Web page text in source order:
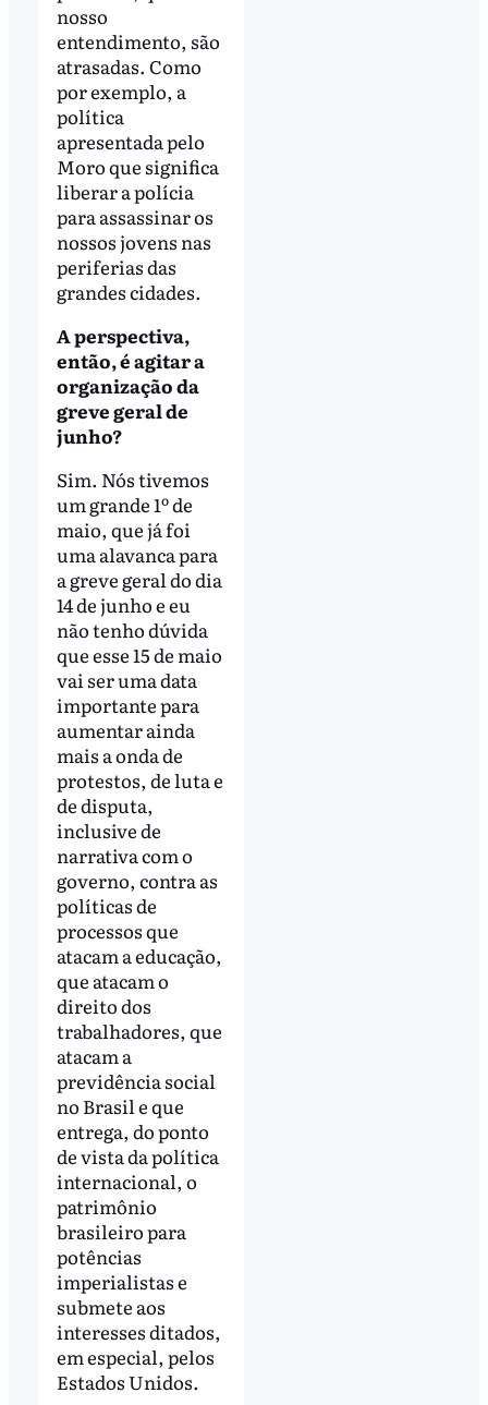
nosso
entendimento, são
atrasadas. Como
por exemplo, a
política
apresentada pelo
Moro que significa
liberar a polícia
para assassinar os
nossos jovens nas
periferias das
grandes cidades.
A perspectiva,
então, é agitar a
organização da
greve geral de
junho?
Sim. Nós tivemos
um grande 1º de
maio, que já foi
uma alavanca para
a greve geral do dia
14 de junho e eu
não tenho dúvida
que esse 15 de maio
vai ser uma data
importante para
aumentar ainda
mais a onda de
protestos, de luta e
de disputa,
inclusive de
narrativa com o
governo, contra as
políticas de
processos que
atacam a educação,
que atacam o
direito dos
trabalhadores, que
atacam a
previdência social
no Brasil e que
entrega, do ponto
de vista da política
internacional, o
patrimônio
brasileiro para
potências
imperialistas e
submete aos
interesses ditados,
em especial, pelos
Estados Unidos.